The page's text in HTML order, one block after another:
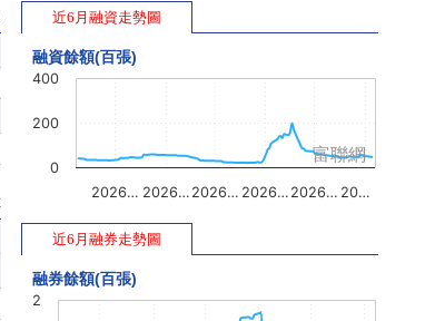
近6月融資走勢圖
融資餘額(百張)
2026… 2026… 2026… 2026… 2026… 20…
0
200
400
富聯網
近6月融券走勢圖
融券餘額(百張)
2